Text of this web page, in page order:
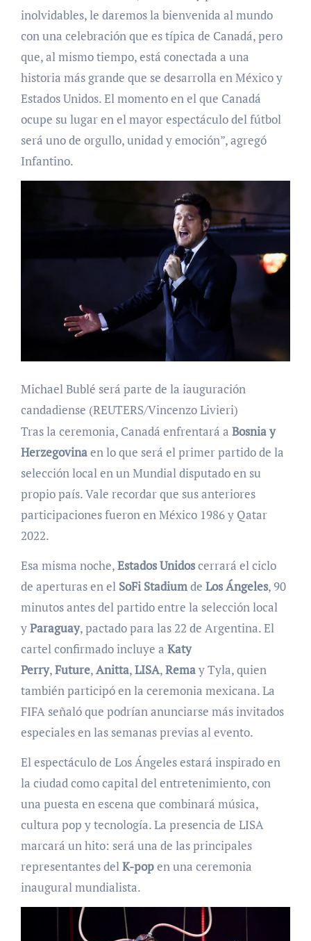
inolvidables, le daremos la bienvenida al mundo
con una celebración que es típica de Canadá, pero
que, al mismo tiempo, está conectada a una
historia más grande que se desarrolla en México y
Estados Unidos. El momento en el que Canadá
ocupe su lugar en el mayor espectáculo del fútbol
será uno de orgullo, unidad y emoción”, agregó
Infantino.
Michael Bublé será parte de la iauguración
candadiense (REUTERS/Vincenzo Livieri)
Tras la ceremonia, Canadá enfrentará a Bosnia y
Herzegovinaen lo que será el primer partido de la
selección local en un Mundial disputado en su
propio país. Vale recordar que sus anteriores
participaciones fueron en México 1986 y Qatar
2022.
Esa misma noche,Estados Unidoscerrará el ciclo
de aperturas en el SoFi Stadiumde Los Ángeles, 90
minutos antes del partido entre la selección local
yParaguay, pactado para las 22 de Argentina. El
cartel confirmado incluye a Katy
Perry,Future,Anitta,LISA,Remay Tyla, quien
también participó en la ceremonia mexicana. La
FIFA señaló que podrían anunciarse más invitados
especiales en las semanas previas al evento.
El espectáculo de Los Ángeles estará inspirado en
la ciudad como capital del entretenimiento, con
una puesta en escena que combinará música,
cultura pop y tecnología. La presencia de LISA
marcará un hito: será una de las principales
representantes del K-popen una ceremonia
inaugural mundialista.